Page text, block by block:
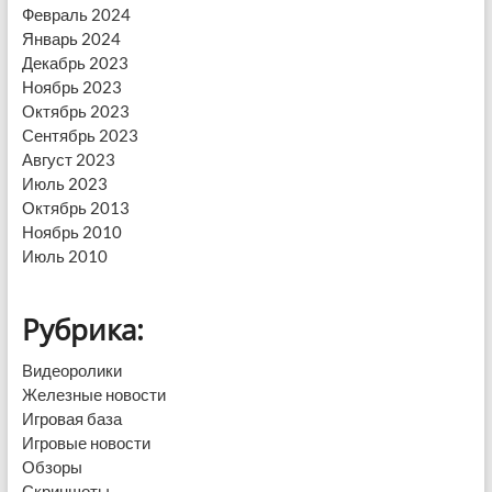
Февраль 2024
Январь 2024
Декабрь 2023
Ноябрь 2023
Октябрь 2023
Сентябрь 2023
Август 2023
Июль 2023
Октябрь 2013
Ноябрь 2010
Июль 2010
Рубрика:
Видеоролики
Железные новости
Игровая база
Игровые новости
Обзоры